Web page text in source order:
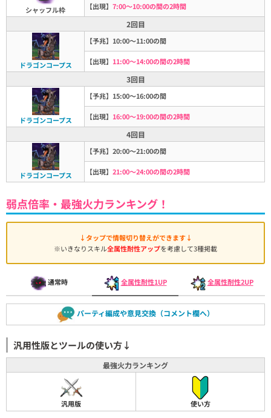
シャッフル枠 【出現】 7:00～10:00の間の2時間
2回目
ドラゴンコープス
【予兆】10:00～11:00の間
【出現】 11:00～14:00の間の2時間
3回目
ドラゴンコープス
【予兆】15:00～16:00の間
【出現】 16:00～19:00の間の2時間
4回目
ドラゴンコープス
【予兆】20:00～21:00の間
【出現】 21:00～24:00の間の2時間
弱点倍率・最強火力ランキング！
↓タップで情報切り替えができます↓
※いきなりスキル全属性耐性アップを考慮して3種掲載
通常時 全属性耐性1UP 全属性耐性2UP
パーティ編成や意見交換（コメント欄へ）
汎用性版とツールの使い方↓
最強火力ランキング
汎用版 使い方